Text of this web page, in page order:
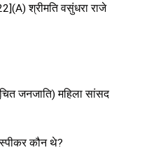
श्रीमति वसुंधरा राजे
जनजाति) महिला सांसद
कौन थे?